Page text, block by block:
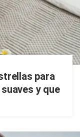
para
y que